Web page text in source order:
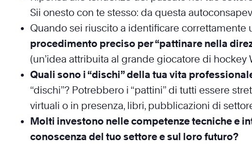
Sii onesto con te stesso: da questa
Quando sei riuscito a identificare correttamente
procedimento preciso per “pattinare nella
(un’idea attribuita al grande giocatore di hockey
Quali sono i “dischi” della tua vita
“dischi”? Potrebbero i “pattini” di tutti essere
virtuali o in presenza, libri, pubblicazioni di
Molti investono nelle competenze tecniche e
conoscenza del tuo settore e sul loro futuro?